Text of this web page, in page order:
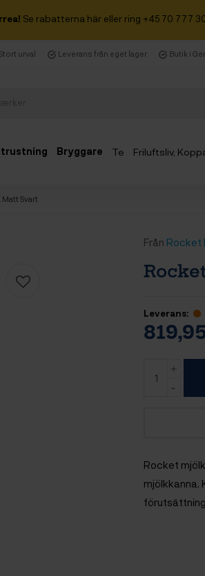
Se rabatterna här eller ring +45 70 777
urval Leverans från eget lager Butik i
Bryggare Te Friluftsliv,
Svart
Från Rocket
Leverans:
Rocket
mjölkkanna.